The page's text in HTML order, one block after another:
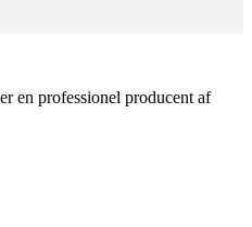
en professionel producent af